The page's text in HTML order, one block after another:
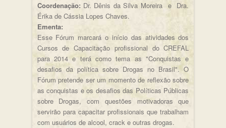
Coordenação: Dr. Dênis da Silva Moreira e Dra.
Érika de Cássia Lopes Chaves.
Ementa:
Esse Fórum marcará o início das atividades dos
Cursos de Capacitação profissional do CREFAL
para 2014 e terá como tema as "Conquistas e
desafios da política sobre Drogas no Brasil". O
Fórum pretende ser um momento de reflexão sobre
as conquistas e os desafios das Políticas Públicas
sobre Drogas, com questões motivadoras que
servirão para capacitar profissionais que trabalham
com usuários de alcool, crack e outras drogas.